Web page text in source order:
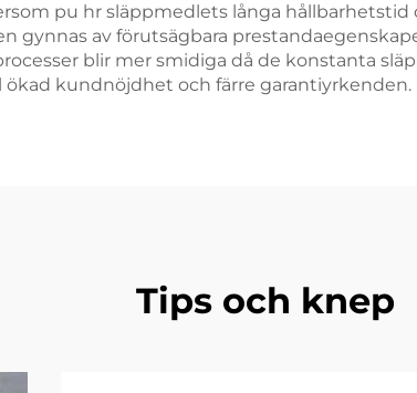
pu hr släppmedlets långa
gynnas av förutsägbara
blir mer smidiga då de konstanta
kundnöjdhet och färre garantiyrkenden.
Tips och knep